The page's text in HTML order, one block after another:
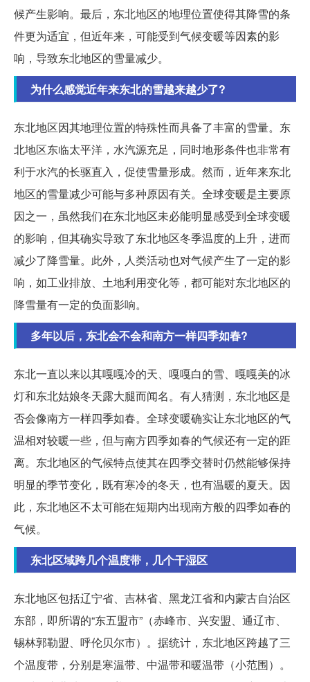
候产生影响。最后，东北地区的地理位置使得其降雪的条
件更为适宜，但近年来，可能受到气候变暖等因素的影
响，导致东北地区的雪量减少。
为什么感觉近年来东北的雪越来越少了?
东北地区因其地理位置的特殊性而具备了丰富的雪量。东
北地区东临太平洋，水汽源充足，同时地形条件也非常有
利于水汽的长驱直入，促使雪量形成。然而，近年来东北
地区的雪量减少可能与多种原因有关。全球变暖是主要原
因之一，虽然我们在东北地区未必能明显感受到全球变暖
的影响，但其确实导致了东北地区冬季温度的上升，进而
减少了降雪量。此外，人类活动也对气候产生了一定的影
响，如工业排放、土地利用变化等，都可能对东北地区的
降雪量有一定的负面影响。
多年以后，东北会不会和南方一样四季如春?
东北一直以来以其嘎嘎冷的天、嘎嘎白的雪、嘎嘎美的冰
灯和东北姑娘冬天露大腿而闻名。有人猜测，东北地区是
否会像南方一样四季如春。全球变暖确实让东北地区的气
温相对较暖一些，但与南方四季如春的气候还有一定的距
离。东北地区的气候特点使其在四季交替时仍然能够保持
明显的季节变化，既有寒冷的冬天，也有温暖的夏天。因
此，东北地区不太可能在短期内出现南方般的四季如春的
气候。
东北区域跨几个温度带，几个干湿区
东北地区包括辽宁省、吉林省、黑龙江省和内蒙古自治区
东部，即所谓的“东五盟市”（赤峰市、兴安盟、通辽市、
锡林郭勒盟、呼伦贝尔市）。据统计，东北地区跨越了三
个温度带，分别是寒温带、中温带和暖温带（小范围）。